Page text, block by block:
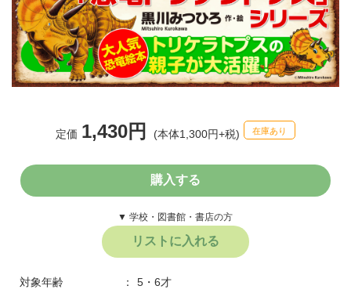
定価 1,430円 (本体1,300円+税) 在庫あり
購入する
▼ 学校・図書館・書店の方
リストに入れる
対象年齢
5・6才